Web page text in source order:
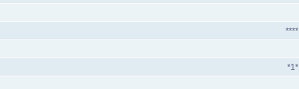
****
*1*